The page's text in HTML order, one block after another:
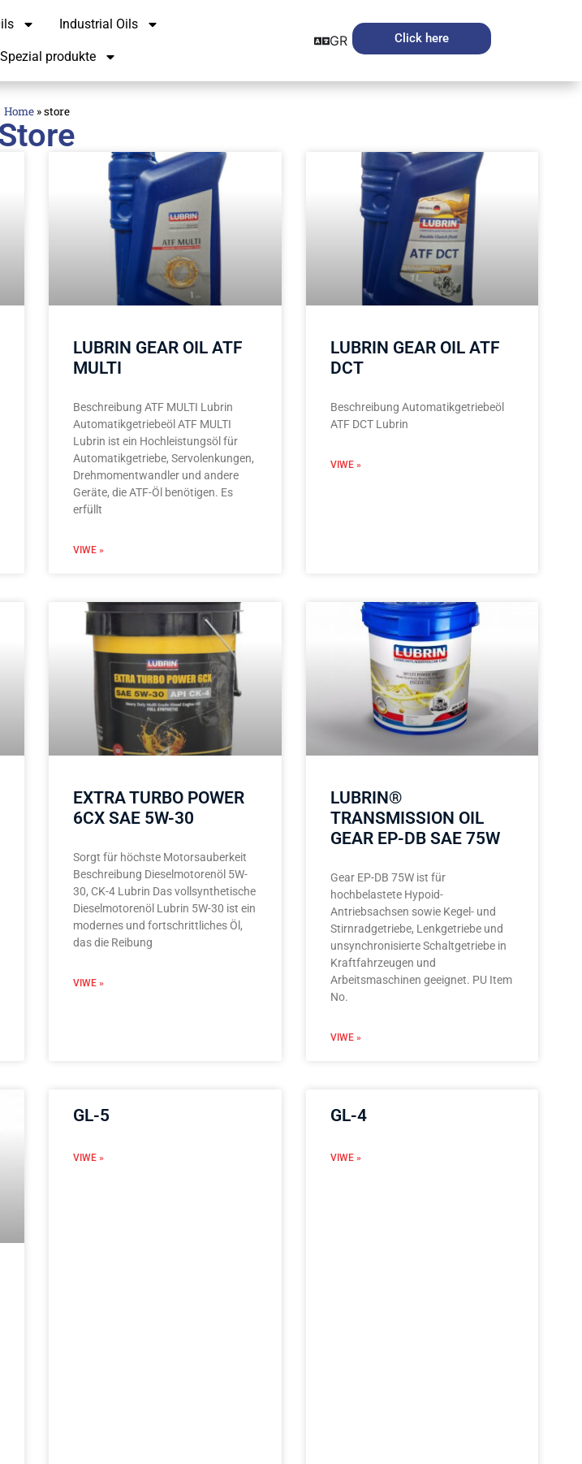
Industrial Oils
Spezial produkte
Click here
GR
Home»store
LUBRIN GEAR OIL ATF
MULTI
Beschreibung ATF MULTI Lubrin
Automatikgetriebeöl ATF MULTI
Lubrin ist ein Hochleistungsöl für
Automatikgetriebe, Servolenkungen,
Drehmomentwandler und andere
Geräte, die ATF-Öl benötigen. Es
erfüllt
VIWE »
LUBRIN GEAR OIL ATF
DCT
Beschreibung Automatikgetriebeöl
ATF DCT Lubrin
VIWE »
EXTRA TURBO POWER
6CX SAE 5W-30
Sorgt für höchste Motorsauberkeit
Beschreibung Dieselmotorenöl 5W-
30, CK-4 Lubrin Das vollsynthetische
Dieselmotorenöl Lubrin 5W-30 ist ein
modernes und fortschrittliches Öl,
das die Reibung
VIWE »
LUBRIN®
TRANSMISSION OIL
GEAR EP-DB SAE 75W
Gear EP-DB 75W ist für
hochbelastete Hypoid-
Antriebsachsen sowie Kegel- und
Stirnradgetriebe, Lenkgetriebe und
unsynchronisierte Schaltgetriebe in
Kraftfahrzeugen und
Arbeitsmaschinen geeignet. PU Item
No.
VIWE »
GL-5
VIWE »
GL-4
VIWE »